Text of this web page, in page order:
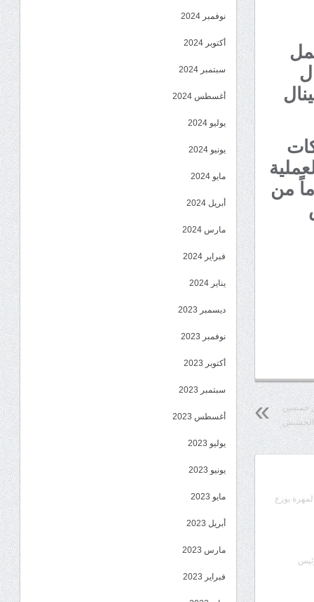
عليه وبحوزته 172 جراماً من
خمسين
الحشيش
يوزع
نوفمبر 2024
أكتوبر 2024
سبتمبر 2024
أغسطس 2024
يوليو 2024
يونيو 2024
مايو 2024
أبريل 2024
مارس 2024
فبراير 2024
يناير 2024
ديسمبر 2023
نوفمبر 2023
أكتوبر 2023
سبتمبر 2023
أغسطس 2023
يوليو 2023
يونيو 2023
مايو 2023
أبريل 2023
مارس 2023
فبراير 2023